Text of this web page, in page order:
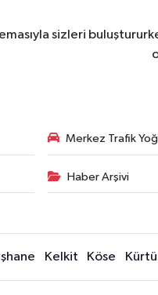
sizleri
Merkez Trafik
Haber Arşivi
Kelkit Köse